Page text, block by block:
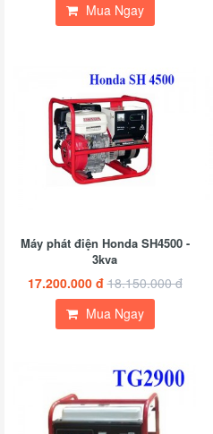
Mua Ngay
Máy phát điện Honda SH4500 -
3kva
17.200.000 đ 18.150.000 đ
Mua Ngay